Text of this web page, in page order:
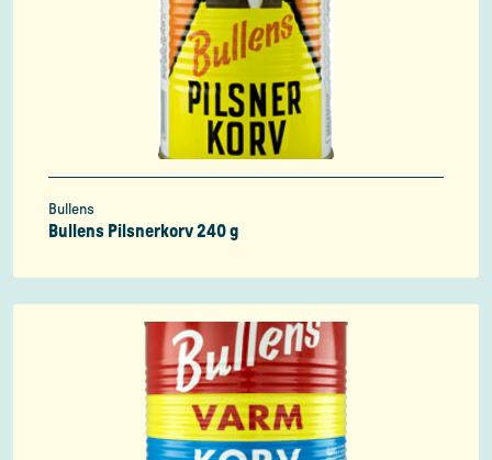
Bullens
Bullens Pilsnerkorv 240 g